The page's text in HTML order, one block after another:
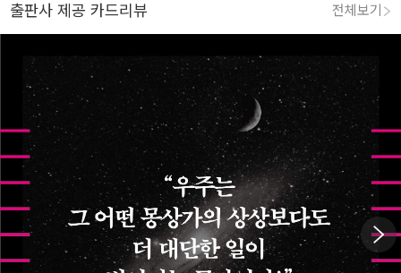
출판사 제공 카드리뷰 전체보기